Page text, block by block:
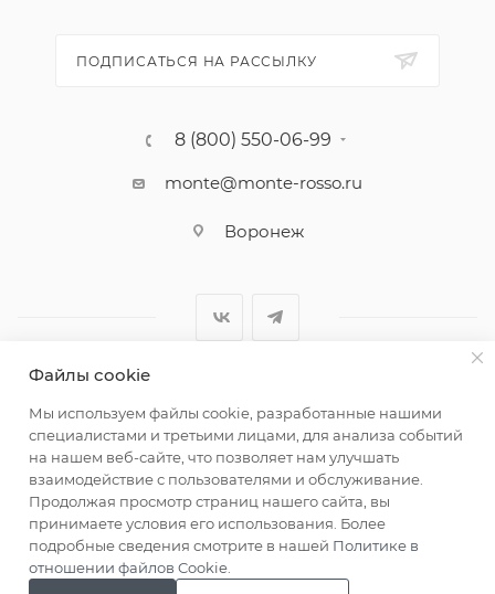
ПОДПИСАТЬСЯ НА РАССЫЛКУ
8 (800) 550-06-99
monte@monte-rosso.ru
Воронеж
женщин
Файлы cookie
Мы используем файлы cookie, разработанные нашими
специалистами и третьими лицами, для анализа событий
на нашем веб-сайте, что позволяет нам улучшать
взаимодействие с пользователями и обслуживание.
Продолжая просмотр страниц нашего сайта, вы
принимаете условия его использования. Более
подробные сведения смотрите в нашей Политике в
отношении файлов Cookie